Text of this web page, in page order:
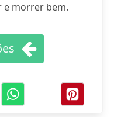
e morrer bem.